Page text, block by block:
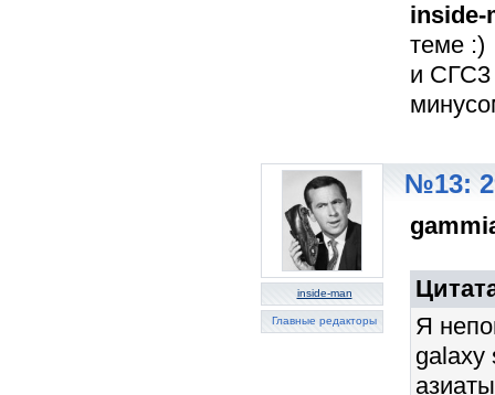
inside-
теме :)
и СГС3
inside-man
Главные редакторы
№13:
Я
galaxy